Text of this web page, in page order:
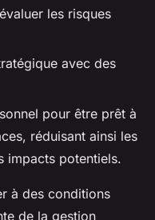
les risques
avec des
pour être prêt à
réduisant ainsi les
impacts potentiels.
à des conditions
de la gestion